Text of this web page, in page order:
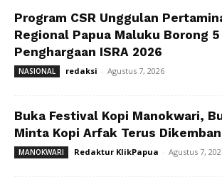
Program CSR Unggulan
Regional Papua Maluku Borong 5
Penghargaan ISRA 2026
NASIONAL redaksi - Agustus 7, 2026
Buka Festival Kopi Manokwari,
Minta Kopi Arfak Terus
MANOKWARI Redaktur KlikPapua - Agustus 7,